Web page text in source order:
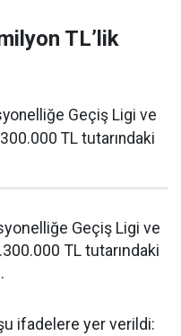
TL’lik
Geçiş Ligi ve
TL tutarındaki
Geçiş Ligi ve
TL tutarındaki
ifadelere yer verildi: